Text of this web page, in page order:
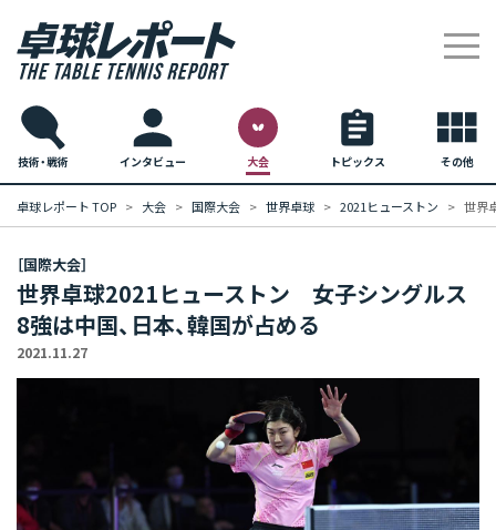
技術・戦術 インタビュー 大会 トピックス その他
卓球レポート TOP 大会 国際大会 世界卓球 2021ヒューストン 世界
［国際大会］
世界卓球2021ヒューストン 女子シングルス
8強は中国、日本、韓国が占める
2021.11.27